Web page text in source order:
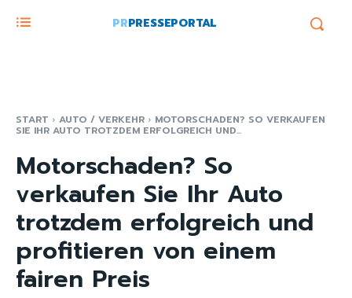
PRPRESSEPORTAL
START AUTO / VERKEHR MOTORSCHADEN? SO VERKAUFEN
SIE IHR AUTO TROTZDEM ERFOLGREICH UND...
Motorschaden? So
verkaufen Sie Ihr Auto
trotzdem erfolgreich und
profitieren von einem
fairen Preis